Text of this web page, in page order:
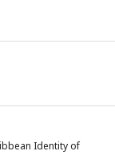
Identity of